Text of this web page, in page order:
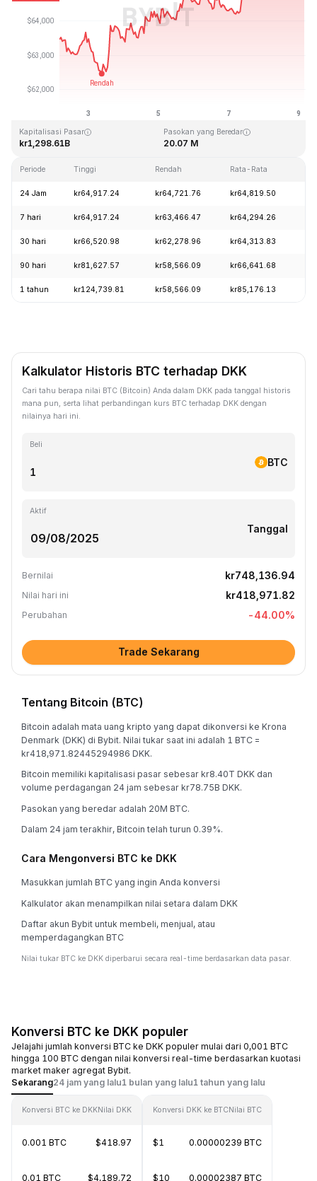
Terakhir Diperbarui: 2026-08-09, 03:22 GMT+0
Kapitalisasi Pasar
kr1,298.61B
Pasokan yang Beredar
20.07 M
Periode Tinggi Rendah Rata-Rata
24 Jam kr64,917.24 kr64,721.76 kr64,819.50
7 hari kr64,917.24 kr63,466.47 kr64,294.26
30 hari kr66,520.98 kr62,278.96 kr64,313.83
90 hari kr81,627.57 kr58,566.09 kr66,641.68
1 tahun kr124,739.81 kr58,566.09 kr85,176.13
Kalkulator Historis BTC terhadap DKK
Cari tahu berapa nilai BTC (Bitcoin) Anda dalam DKK pada tanggal historis
mana pun, serta lihat perbandingan kurs BTC terhadap DKK dengan
nilainya hari ini.
Beli
BTC
Aktif
Tanggal
Bernilai kr748,136.94
Nilai hari ini kr418,971.82
Perubahan -44.00%
Trade Sekarang
Tentang Bitcoin (BTC)
Bitcoin adalah mata uang kripto yang dapat dikonversi ke Krona
Denmark (DKK) di Bybit. Nilai tukar saat ini adalah 1 BTC =
kr418,971.82445294986 DKK.
Bitcoin memiliki kapitalisasi pasar sebesar kr8.40T DKK dan
volume perdagangan 24 jam sebesar kr78.75B DKK.
Pasokan yang beredar adalah 20M BTC.
Dalam 24 jam terakhir, Bitcoin telah turun 0.39%.
Cara Mengonversi BTC ke DKK
Masukkan jumlah BTC yang ingin Anda konversi
Kalkulator akan menampilkan nilai setara dalam DKK
Daftar akun Bybit untuk membeli, menjual, atau
memperdagangkan BTC
Nilai tukar BTC ke DKK diperbarui secara real-time berdasarkan data pasar.
Konversi BTC ke DKK populer
Jelajahi jumlah konversi BTC ke DKK populer mulai dari 0,001 BTC
hingga 100 BTC dengan nilai konversi real-time berdasarkan kuotasi
market maker agregat Bybit.
Sekarang24 jam yang lalu1 bulan yang lalu1 tahun yang lalu
Konversi BTC ke DKKNilai DKK
0.001 BTC $418.97
0.01 BTC $4,189.72
Konversi DKK ke BTCNilai BTC
$1 0.00000239 BTC
$10 0.00002387 BTC